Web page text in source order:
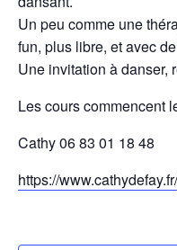
Un peu comme une
fun, plus libre, et avec
Une invitation à danser,
Les cours commencent
Cathy 06 83 01 18 48
https://www.cathydefay.fr/